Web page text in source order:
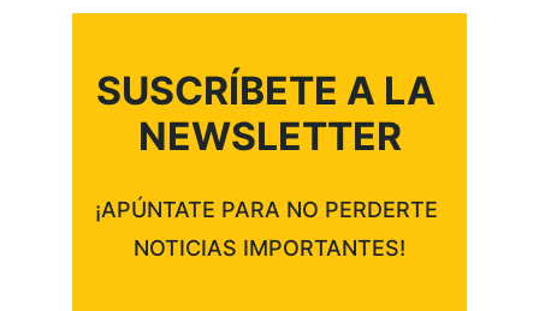
SUSCRÍBETE A LA
NEWSLETTER
¡APÚNTATE PARA NO PERDERTE
NOTICIAS IMPORTANTES!